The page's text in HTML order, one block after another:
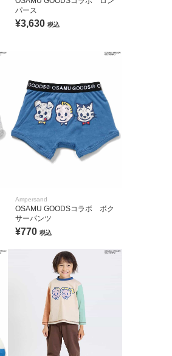
パース
¥3,630 税込
Ampersand
OSAMU GOODSコラボ ボク
サーパンツ
¥770 税込